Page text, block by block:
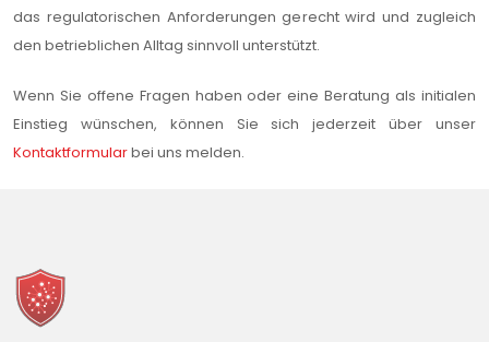
das regulatorischen Anforderungen gerecht wird und zugleich
den betrieblichen Alltag sinnvoll unterstützt.
Wenn Sie offene Fragen haben oder eine Beratung als initialen
Einstieg wünschen, können Sie sich jederzeit über unser
Kontaktformularbei uns melden.